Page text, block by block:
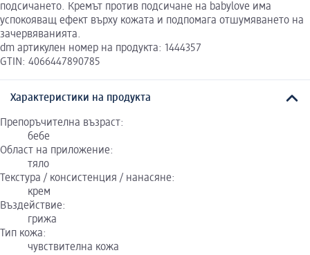
подсичането. Кремът против подсичане на babylove има
успокояващ ефект върху кожата и подпомага отшумяването на
зачервяванията.
dm артикулен номер на продукта: 1444357
GTIN: 4066447890785
Характеристики на продукта
Препоръчителна възраст:
бебе
Област на приложение:
тяло
Текстура / консистенция / нанасяне:
крем
Въздействие:
грижа
Тип кожа:
чувствителна кожа